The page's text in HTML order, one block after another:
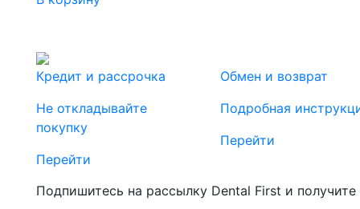
Кредит и рассрочка
Не откладывайте
покупку
Перейти
Обмен и возврат
Подробная
Перейти
Подпишитесь на рассылку Dental First и